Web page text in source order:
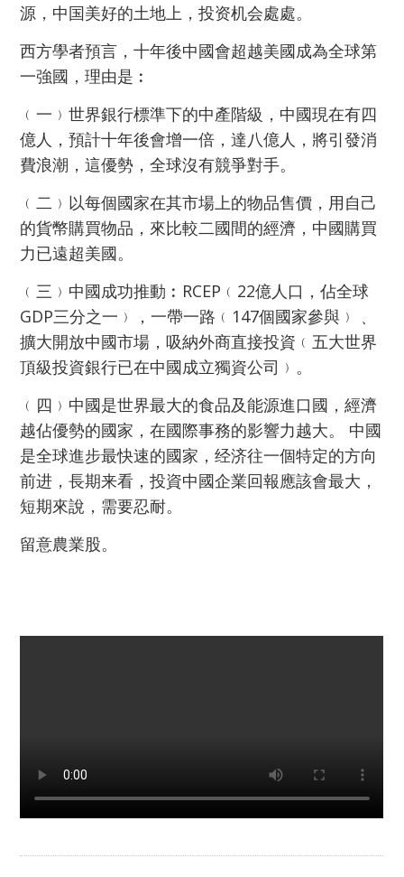
源，中国美好的土地上，投资机会處處。
西方學者預言，十年後中國會超越美國成為全球第
一強國，理由是︰
﹙一﹚世界銀行標準下的中產階級，中國現在有四
億人，預計十年後會增一倍，達八億人，將引發消
費浪潮，這優勢，全球沒有競爭對手。
﹙二﹚以每個國家在其市場上的物品售價，用自己
的貨幣購買物品，來比較二國間的經濟，中國購買
力已遠超美國。
﹙三﹚中國成功推動︰RCEP﹙22億人口，佔全球
GDP三分之一﹚，一帶一路﹙147個國家參與﹚﹑
擴大開放中國市場，吸納外商直接投資﹙五大世界
頂級投資銀行已在中國成立獨資公司﹚。
﹙四﹚中國是世界最大的食品及能源進口國，經濟
越佔優勢的國家，在國際事務的影響力越大。 中國
是全球進步最快速的國家，经济往一個特定的方向
前进，長期来看，投資中國企業回報應該會最大，
短期來說，需要忍耐。
留意農業股。